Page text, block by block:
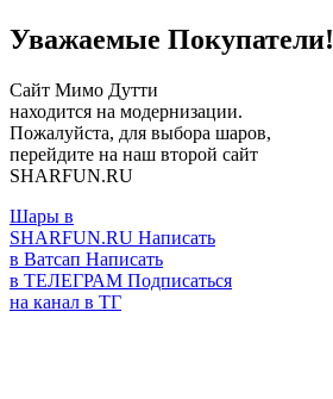
Уважаемые Покупатели!
Сайт Мимо Дутти
находится на модернизации.
Пожалуйста, для выбора шаров,
перейдите на наш второй сайт
SHARFUN.RU
Шары в
SHARFUN.RU Написать
в Ватсап Написать
в ТЕЛЕГРАМ Подписаться
на канал в ТГ